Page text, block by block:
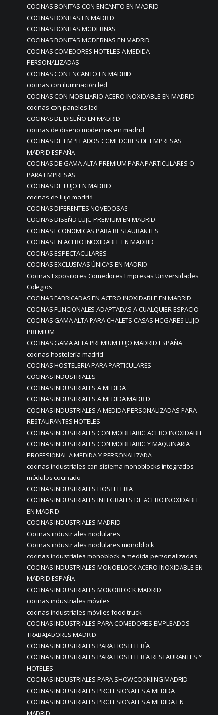
COCINAS BONITAS CON ENCANTO EN MADRID
COCINAS BONITAS EN MADRID
COCINAS BONITAS MODERNAS
COCINAS BONITAS MODERNAS EN MADRID
COCINAS COMEDORES HOTELES A MEDIDA
PERSONALIZADAS
COCINAS CON ENCANTO EN MADRID
cocinas con iluminación led
COCINAS CON MOBILIARIO ACERO INOXIDABLE EN MADRID
cocinas con paneles led
COCINAS DE DISEÑO EN MADRID
cocinas de diseño modernas en madrid
COCINAS DE EMPLEADOS COMEDORES DE EMPRESAS
MADRID ESPAÑA
COCINAS DE GAMA ALTA PREMIUM PARA PARTICULARES O
PARA EMPRESAS
COCINAS DE LUJO EN MADRID
cocinas de lujo madrid
COCINAS DIFERENTES NOVEDOSAS
COCINAS DISEÑO LUJO PREMIUM EN MADRID
COCINAS ECONOMICAS PARA RESTAURANTES
COCINAS EN ACERO INOXIDABLE EN MADRID
COCINAS ESPECTACULARES
COCINAS EXCLUSIVAS ÚNICAS EN MADRID
Cocinas Expositores Comedores Empresas Universidades
Colegios
COCINAS FABRICADAS EN ACERO INOXIDABLE EN MADRID
COCINAS FUNCIONALES ADAPTADAS A CUALQUIER ESPACIO
COCINAS GAMA ALTA PARA CHALETS CASAS HOGARES LUJO
PREMIUM
COCINAS GAMA ALTA PREMIUM LUJO MADRID ESPAÑA
cocinas hostelería madrid
COCINAS HOSTELERIA PARA PARTICULARES
COCINAS INDUSTRIALES
COCINAS INDUSTRIALES A MEDIDA
COCINAS INDUSTRIALES A MEDIDA MADRID
COCINAS INDUSTRIALES A MEDIDA PERSONALIZADAS PARA
RESTAURANTES HOTELES
COCINAS INDUSTRIALES CON MOBILIARIO ACERO INOXIDABLE
COCINAS INDUSTRIALES CON MOBILIARIO Y MAQUINARIA
PROFESIONAL A MEDIDA Y PERSONALIZADA
cocinas industriales con sistema monoblocks integrados
módulos cocinado
COCINAS INDUSTRIALES HOSTELERIA
COCINAS INDUSTRIALES INTEGRALES DE ACERO INOXIDABLE
EN MADRID
COCINAS INDUSTRIALES MADRID
Cocinas industriales modulares
Cocinas industriales modulares monoblock
cocinas industriales monoblock a medida personalizadas
COCINAS INDUSTRIALES MONOBLOCK ACERO INOXIDABLE EN
MADRID ESPAÑA
COCINAS INDUSTRIALES MONOBLOCK MADRID
cocinas industriales móviles
cocinas industriales móviles food truck
COCINAS INDUSTRIALES PARA COMEDORES EMPLEADOS
TRABAJADORES MADRID
COCINAS INDUSTRIALES PARA HOSTELERÍA
COCINAS INDUSTRIALES PARA HOSTELERÍA RESTAURANTES Y
HOTELES
COCINAS INDUSTRIALES PARA SHOWCOOKIING MADRID
COCINAS INDUSTRIALES PROFESIONALES A MEDIDA
COCINAS INDUSTRIALES PROFESIONALES A MEDIDA EN
MADRID